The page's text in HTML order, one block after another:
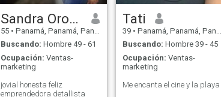
Sandra Orozco
55 • Panamá, Panamá, Panamá
Buscando: Hombre 49 - 61
Ocupación: Ventas-
marketing
jovial honesta feliz
emprendedora detallista
Tati
39 • Panamá, Panamá, Panamá
Buscando: Hombre 39 - 45
Ocupación: Ventas-
marketing
Me encanta el cine y la playa